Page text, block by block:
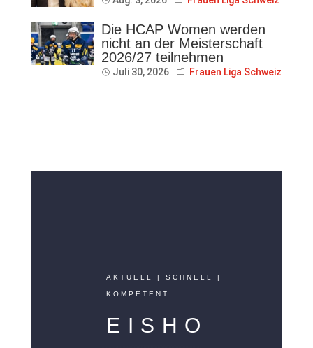
Die HCAP Women werden
nicht an der Meisterschaft
2026/27 teilnehmen
Juli 30, 2026 Frauen Liga Schweiz
AKTUELL | SCHNELL |
KOMPETENT
EISHO